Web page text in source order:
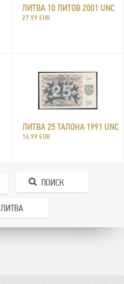
ЛИТВА 10 ЛИТОВ 2001 UNC
27.99 EUR
ЛИТВА 25 ТАЛОНА 1991 UNC
14.99 EUR
ПОИСК
ЛИТВА